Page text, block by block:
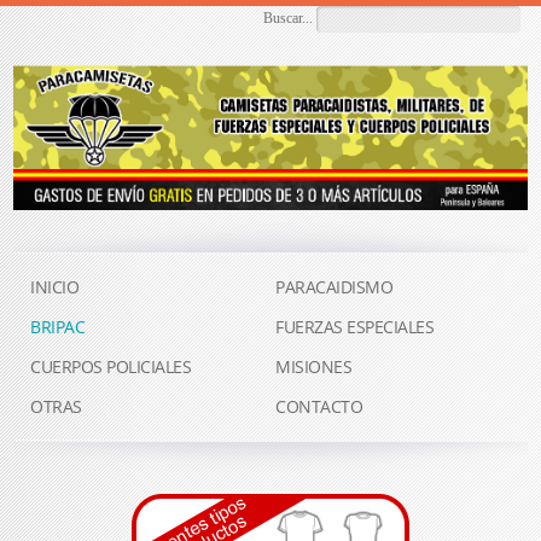
Buscar...
INICIO
PARACAIDISMO
BRIPAC
FUERZAS ESPECIALES
CUERPOS POLICIALES
MISIONES
OTRAS
CONTACTO